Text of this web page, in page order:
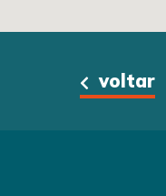
voltar